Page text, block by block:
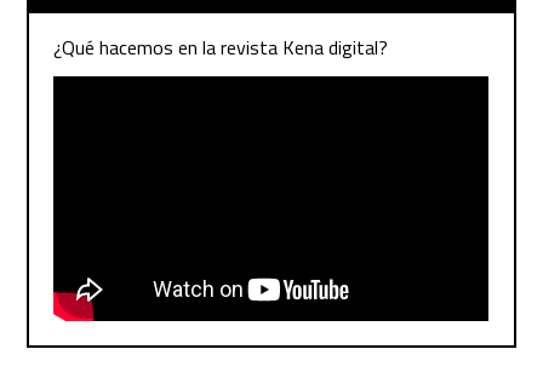
¿Qué hacemos en la revista Kena digital?